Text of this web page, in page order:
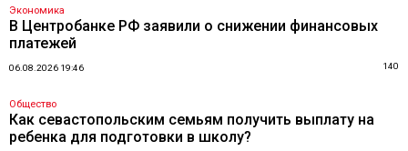
Экономика
В Центробанке РФ заявили о снижении финансовых
платежей
06.08.2026 19:46 140
Общество
Как севастопольским семьям получить выплату на
ребенка для подготовки в школу?